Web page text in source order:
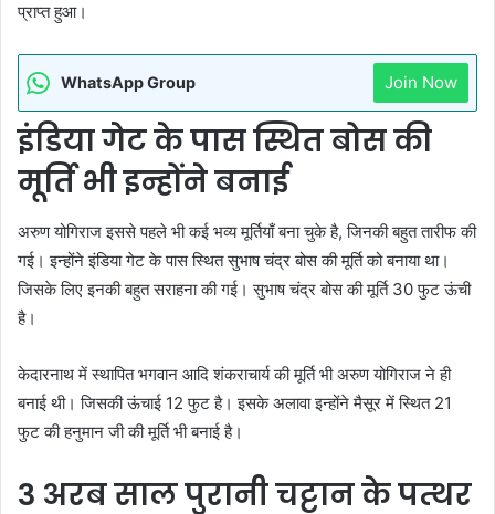
प्राप्त हुआ।
WhatsApp Group Join Now
इंडिया गेट के पास स्थित बोस की
मूर्ति भी इन्होंने बनाई
अरुण योगिराज इससे पहले भी कई भव्य मूर्तियाँ बना चुके है, जिनकी बहुत तारीफ की
गई। इन्होंने इंडिया गेट के पास स्थित सुभाष चंद्र बोस की मूर्ति को बनाया था।
जिसके लिए इनकी बहुत सराहना की गई। सुभाष चंद्र बोस की मूर्ति 30 फुट ऊंची
है।
केदारनाथ में स्थापित भगवान आदि शंकराचार्य की मूर्ति भी अरुण योगिराज ने ही
बनाई थी। जिसकी ऊंचाई 12 फुट है। इसके अलावा इन्होंने मैसूर में स्थित 21
फुट की हनुमान जी की मूर्ति भी बनाई है।
3 अरब साल पुरानी चट्टान के पत्थर